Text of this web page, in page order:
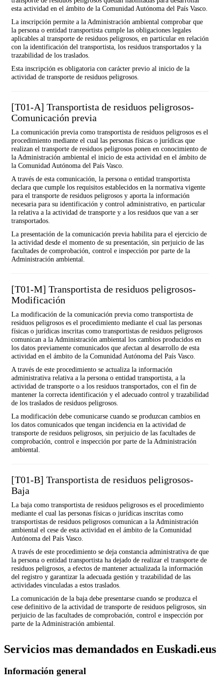
esta actividad en el ámbito de la Comunidad Autónoma del País Vasco.
La inscripción permite a la Administración ambiental comprobar que
la persona o entidad transportista cumple las obligaciones legales
aplicables al transporte de residuos peligrosos, en particular en relación
con la identificación del transportista, los residuos transportados y la
trazabilidad de los traslados.
Esta inscripción es obligatoria con carácter previo al inicio de la
actividad de transporte de residuos peligrosos.
[T01-A] Transportista de residuos peligrosos-
Comunicación previa
La comunicación previa como transportista de residuos peligrosos es el
procedimiento mediante el cual las personas físicas o jurídicas que
realizan el transporte de residuos peligrosos ponen en conocimiento de
la Administración ambiental el inicio de esta actividad en el ámbito de
la Comunidad Autónoma del País Vasco.
A través de esta comunicación, la persona o entidad transportista
declara que cumple los requisitos establecidos en la normativa vigente
para el transporte de residuos peligrosos y aporta la información
necesaria para su identificación y control administrativo, en particular
la relativa a la actividad de transporte y a los residuos que van a ser
transportados.
La presentación de la comunicación previa habilita para el ejercicio de
la actividad desde el momento de su presentación, sin perjuicio de las
facultades de comprobación, control e inspección por parte de la
Administración ambiental.
[T01-M] Transportista de residuos peligrosos-
Modificación
La modificación de la comunicación previa como transportista de
residuos peligrosos es el procedimiento mediante el cual las personas
físicas o jurídicas inscritas como transportistas de residuos peligrosos
comunican a la Administración ambiental los cambios producidos en
los datos previamente comunicados que afectan al desarrollo de esta
actividad en el ámbito de la Comunidad Autónoma del País Vasco.
A través de este procedimiento se actualiza la información
administrativa relativa a la persona o entidad transportista, a la
actividad de transporte o a los residuos transportados, con el fin de
mantener la correcta identificación y el adecuado control y trazabilidad
de los traslados de residuos peligrosos.
La modificación debe comunicarse cuando se produzcan cambios en
los datos comunicados que tengan incidencia en la actividad de
transporte de residuos peligrosos, sin perjuicio de las facultades de
comprobación, control e inspección por parte de la Administración
ambiental.
[T01-B] Transportista de residuos peligrosos-
Baja
La baja como transportista de residuos peligrosos es el procedimiento
mediante el cual las personas físicas o jurídicas inscritas como
transportistas de residuos peligrosos comunican a la Administración
ambiental el cese de esta actividad en el ámbito de la Comunidad
Autónoma del País Vasco.
A través de este procedimiento se deja constancia administrativa de que
la persona o entidad transportista ha dejado de realizar el transporte de
residuos peligrosos, a efectos de mantener actualizada la información
del registro y garantizar la adecuada gestión y trazabilidad de las
actividades vinculadas a estos traslados.
La comunicación de la baja debe presentarse cuando se produzca el
cese definitivo de la actividad de transporte de residuos peligrosos, sin
perjuicio de las facultades de comprobación, control e inspección por
parte de la Administración ambiental.
Servicios mas demandados en Euskadi.eus
Información general